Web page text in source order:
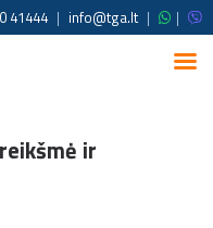
41444 | info@tga.lt | |
ir